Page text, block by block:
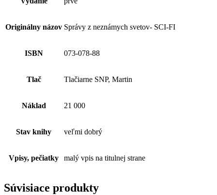
Originálny názov Správy z neznámych svetov- SCI-FI
ISBN 073-078-88
Tlač Tlačiarne SNP, Martin
Náklad 21 000
Stav knihy veľmi dobrý
Vpisy, pečiatky malý vpis na titulnej strane
Súvisiace produkty